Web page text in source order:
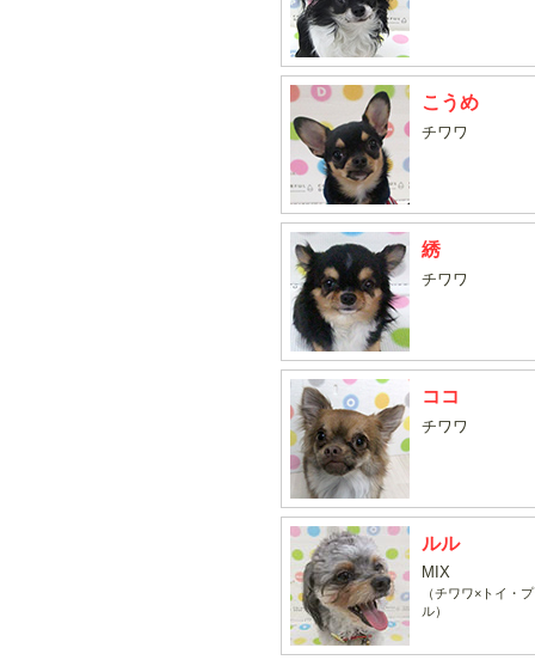
こうめ
チワワ
綉
チワワ
ココ
チワワ
ルル
MIX
（チワワ×トイ・
ル）